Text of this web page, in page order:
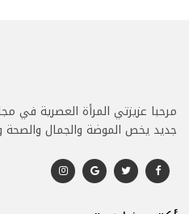
مرحبا عزيزتي المرأة العصرية في
جديد يخص الموضة والجمال